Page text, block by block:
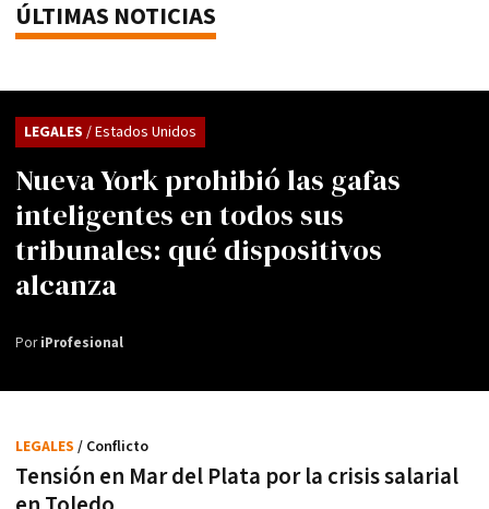
ÚLTIMAS NOTICIAS
Nueva York prohibió las gafas
inteligentes en todos sus
tribunales: qué dispositivos
alcanza
LEGALES / Estados Unidos
PoriProfesional
Tensión en Mar del Plata por la crisis salarial
LEGALES / Conflicto